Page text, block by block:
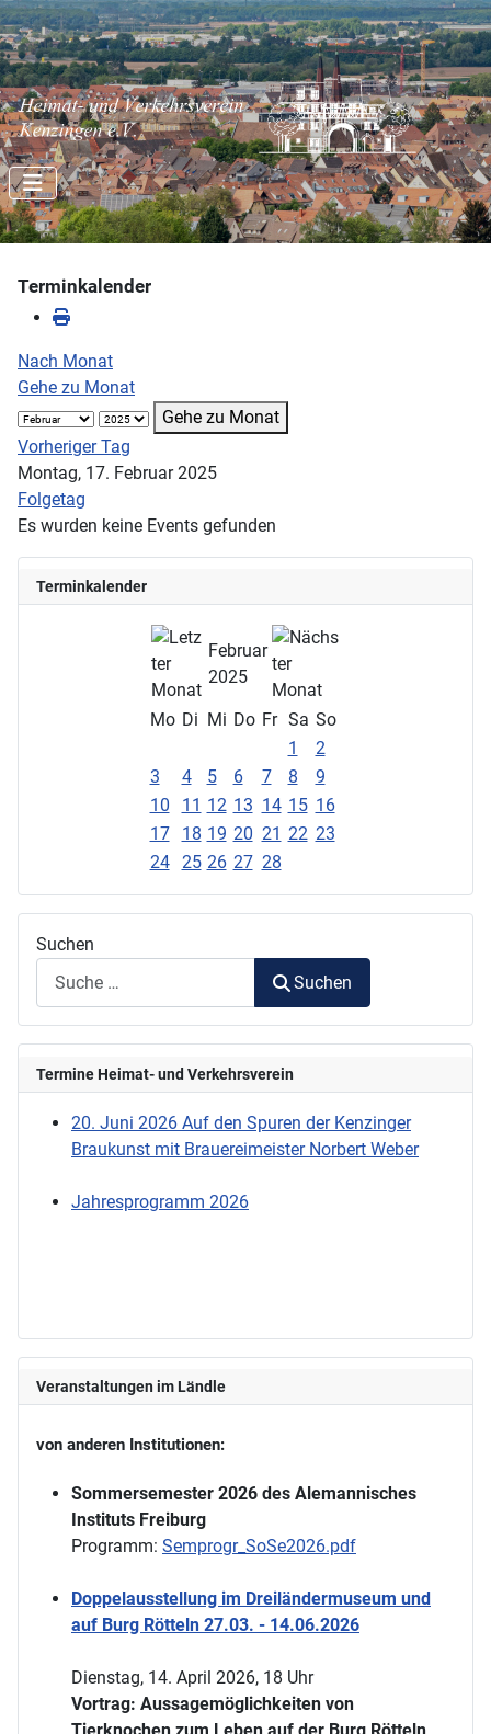
Terminkalender
Februar
2025
Mo Di Mi Do Fr Sa So
1
2
3
4 5 6 7 8
9
10
11 12 13 14 15 16
17
18 19 20 21 22 23
24
25 26 27 28
Suchen
Suchen
Termine Heimat- und Verkehrsverein
20. Juni 2026 Auf den Spuren der Kenzinger
Braukunst mit Brauereimeister Norbert Weber
Jahresprogramm 2026
Veranstaltungen im Ländle
von anderen Institutionen:
Sommersemester 2026 des Alemannisches
Instituts Freiburg
Programm: Semprogr_SoSe2026.pdf
Doppelausstellung im Dreiländermuseum und
auf Burg Rötteln 27.03. - 14.06.2026
Dienstag, 14. April 2026, 18 Uhr
Vortrag: Aussagemöglichkeiten von
Terminkalender
Nach Monat
Gehe zu Monat
Gehe zu Monat
Vorheriger Tag
Montag, 17. Februar 2025
Folgetag
Es wurden keine Events gefunden